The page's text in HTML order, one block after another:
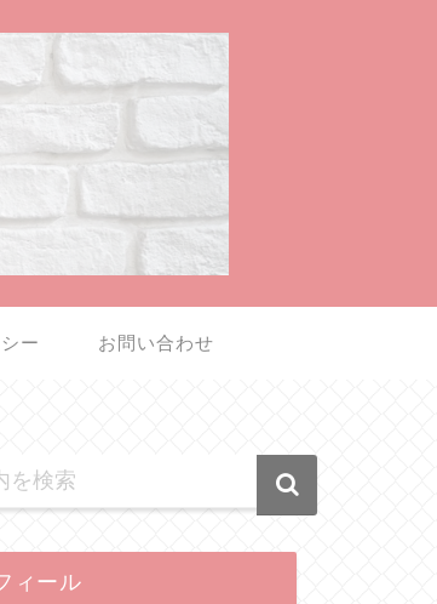
ー お問い合わせ
ィール